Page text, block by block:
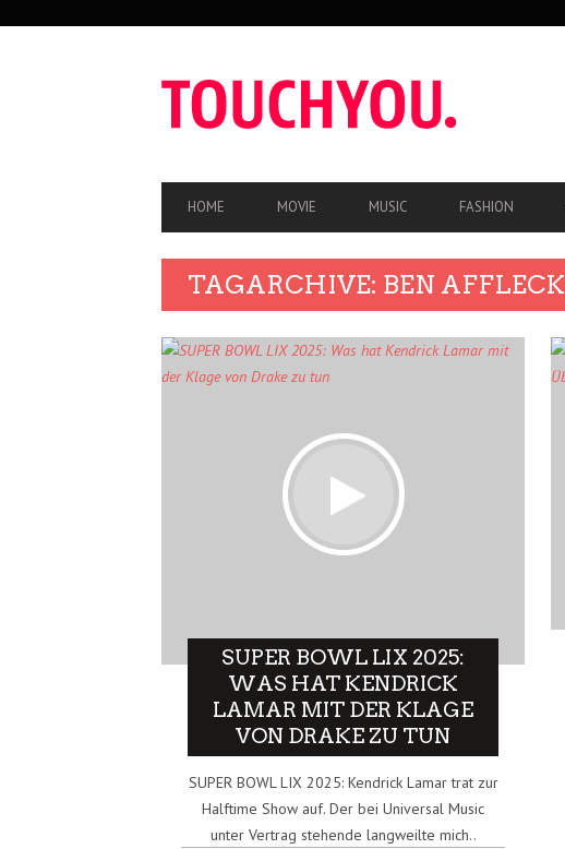
HAUPT-
NAVIGATION
HOME MOVIE MUSIC FASHION
TAGARCHIVE: BEN AFFLECK
SUPER BOWL LIX 2025:
WAS HAT KENDRICK
LAMAR MIT DER KLAGE
VON DRAKE ZU TUN
SUPER BOWL LIX 2025: Kendrick Lamar trat zur
Halftime Show auf. Der bei Universal Music
unter Vertrag stehende langweilte mich..